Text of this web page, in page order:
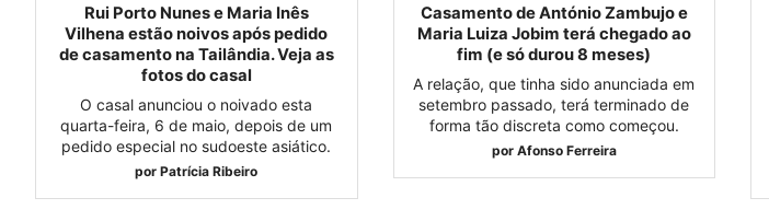
Rui Porto Nunes e Maria Inês
Vilhena estão noivos após pedido
de casamento na Tailândia. Veja as
fotos do casal
O casal anunciou o noivado esta
quarta-feira, 6 de maio, depois de um
pedido especial no sudoeste asiático.
por Patrícia Ribeiro
Casamento de António Zambujo e
Maria Luiza Jobim terá chegado ao
fim (e só durou 8 meses)
A relação, que tinha sido anunciada em
setembro passado, terá terminado de
forma tão discreta como começou.
por Afonso Ferreira